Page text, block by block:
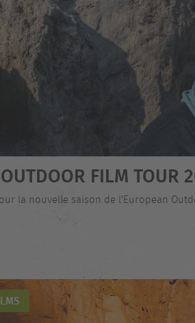
FILM TOUR
la nouvelle saison de l'European